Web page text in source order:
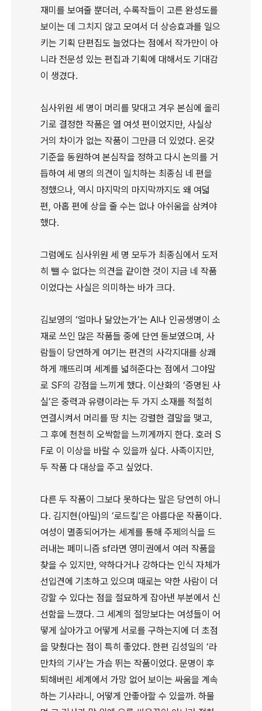
재미를 보여줄 뿐더러, 수록작들이 고른 완성도를
보이는 데 그치지 않고 모여서 더 상승효과를 일으
키는 기획 단편집도 늘었다는 점에서 작가만이 아
니라 전문성 있는 편집과 기획에 대해서도 기대감
이 생겼다.
심사위원 세 명이 머리를 맞대고 겨우 본심에 올리
기로 결정한 작품은 열 여섯 편이었지만, 사실상
거의 차이가 없는 작품이 그만큼 더 있었다. 온갖
기준을 동원하여 본심작을 정하고 다시 논의를 거
듭하여 세 명의 의견이 일치하는 최종심 네 편을
정했으나, 역시 마지막의 마지막까지도 왜 여덟
편, 아홉 편에 상을 줄 수는 없나 아쉬움을 삼켜야
했다.
그럼에도 심사위원 세 명 모두가 최종심에서 도저
히 뺄 수 없다는 의견을 같이한 것이 지금 네 작품
이었다는 사실은 의미하는 바가 크다.
김보영의 ‘얼마나 닮았는가’는 AI나 인공생명이 소
재로 쓰인 많은 작품들 중에 단연 돋보였으며, 사
람들이 당연하게 여기는 편견의 사각지대를 상쾌
하게 깨뜨리며 세계를 넓혀준다는 점에서 그야말
로 SF의 강점을 느끼게 했다. 이산화의 ‘증명된 사
실’은 중력과 유령이라는 두 가지 소재를 적절히
연결시켜서 머리를 땅 치는 강렬한 결말을 맺고,
그 후에 천천히 오싹함을 느끼게까지 한다. 호러 S
F로 이 이상을 바랄 수 있을까 싶다. 사족이지만,
두 작품 다 대상을 주고 싶었다.
다른 두 작품이 그보다 못하다는 말은 당연히 아니
다. 김지현(아밀)의 ‘로드킬’은 아름다운 작품이다.
여성이 멸종되어가는 세계를 통해 주제의식을 드
러내는 페미니즘 sf라면 영미권에서 여러 작품을
찾을 수 있지만, 약하다거나 강하다는 인식 자체가
선입견에 기초하고 있으며 때로는 약한 사람이 더
강할 수 있다는 점을 절묘하게 잡아낸 부분에서 신
선함을 느꼈다. 그 세계의 절망보다는 여성들이 어
떻게 살아가고 어떻게 서로를 구하는지에 더 초점
을 맞췄다는 점이 특히 좋았다. 한편 김성일의 ‘라
만차의 기사’는 가슴 뛰는 작품이었다. 문명이 후
퇴해버린 세계에서 가망 없어 보이는 싸움을 계속
하는 기사라니, 어떻게 안좋아할 수 있을까. 하물